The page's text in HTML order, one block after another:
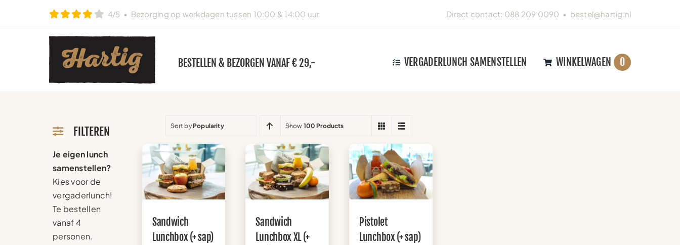
4/5 • Bezorging op werkdagen tussen 10:00 & 14:00 uur Direct contact: 088 209 0090 • bestel@hartig.nl
BESTELLEN & BEZORGEN VANAF € 29,- VERGADERLUNCH SAMENSTELLEN WINKELWAGEN 0
FILTEREN
Je eigen lunch
samenstellen?
Kies voor de
vergaderlunch!
Te bestellen
vanaf 4
personen.
Sort byPopularity Show 100 Products
Sandwich
Lunchbox (+ sap)
Sandwich
Lunchbox XL (+
Pistolet
Lunchbox (+ sap)